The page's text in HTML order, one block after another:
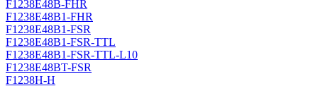
F1238E48B-FHR
F1238E48B1-FHR
F1238E48B1-FSR
F1238E48B1-FSR-TTL
F1238E48B1-FSR-TTL-L10
F1238E48BT-FSR
F1238H-H